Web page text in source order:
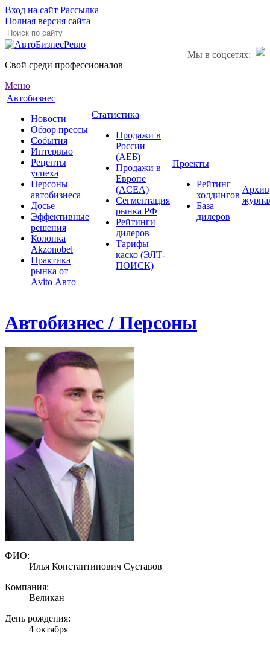
Вход на сайт Рассылка
Полная версия сайта
Мы в соцсетях:
Свой среди профессионалов
Меню
Автобизнес
Новости
Обзор прессы
События
Интервью
Рецепты
успеха
Персоны
автобизнеса
Досье
Эффективные
решения
Колонка
Akzonobel
Практика
рынка от
Аvito Авто
Статистика
Продажи в
России
(АЕБ)
Продажи в
Европе
(ACEA)
Сегментация
рынка РФ
Рейтинги
дилеров
Тарифы
каско (ЭЛТ-
ПОИСК)
Проекты
Рейтинг
холдингов
База
дилеров
Архив
Автобизнес / Персоны
ФИО:
Илья Константинович Суставов
Компания:
Великан
День рождения:
4 октября